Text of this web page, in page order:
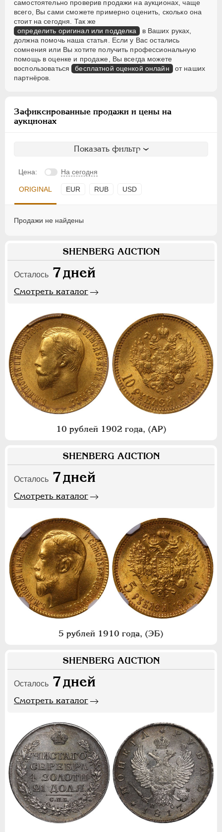
самостоятельно проверив продажи на аукционах, чаще
всего, Вы сами сможете примерно оценить, сколько она
стоит на сегодня. Так же
определить оригинал или подделка
в Ваших руках,
должна помочь наша статья. Если у Вас остались
сомнения или Вы хотите получить профессиональную
помощь в оценке и продаже, Вы всегда можете
воспользоваться бесплатной оценкой онлайн от наших
партнёров.
Зафиксированные продажи и цены на
аукционах
Показать фильтр
Цена: На сегодня
ORIGINAL EUR RUB USD
Продажи не найдены
SHENBERG AUCTION
Осталось 7дней
Смотреть каталог
10 рублей 1902 года, (АР)
SHENBERG AUCTION
Осталось 7дней
Смотреть каталог
5 рублей 1910 года, (ЭБ)
SHENBERG AUCTION
Осталось 7дней
Смотреть каталог